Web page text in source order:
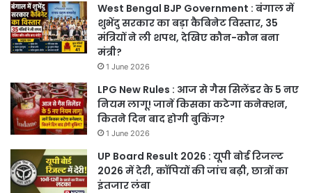
West Bengal BJP Government : बंगाल में
शुभेंदु सरकार का बड़ा कैबिनेट विस्तार, 35
मंत्रियों ने ली शपथ, देखिए कौन-कौन बना
मंत्री?
1 June 2026
LPG New Rules : आज से गैस सिलेंडर के 5 नए
नियम लागू! जानें किसका कटेगा कनेक्शन,
कितने दिन बाद होगी बुकिंग?
1 June 2026
UP Board Result 2026 : यूपी बोर्ड रिजल्ट
2026 में देरी, कॉपियों की जांच बढ़ी, छात्रों का
इंतजार लंबा